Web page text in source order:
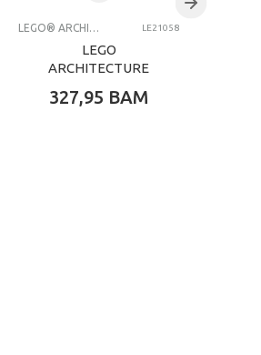
LEGO® ARCHITECTURE LE21058
LEGO
ARCHITECTURE
OF GIZA
327,95 BAM